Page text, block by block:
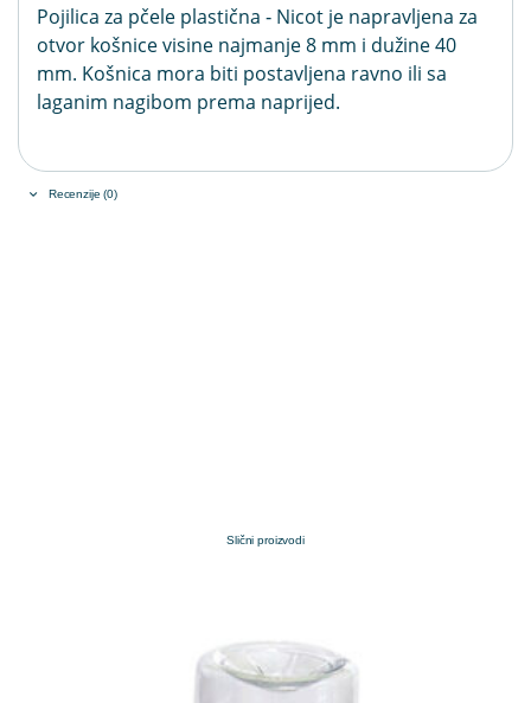
Pojilica za pčele plastična ‐ Nicot je napravljena za
otvor košnice visine najmanje 8 mm i dužine 40
mm. Košnica mora biti postavljena ravno ili sa
laganim nagibom prema naprijed.
Recenzije (0)
Slični proizvodi